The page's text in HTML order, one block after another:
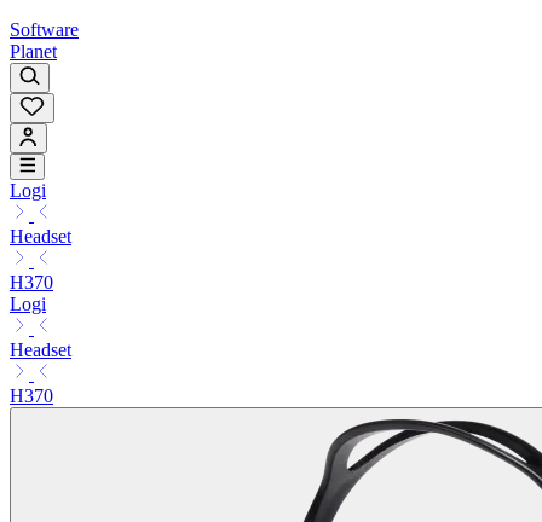
Software
Planet
Logi
Headset
H370
Logi
Headset
H370